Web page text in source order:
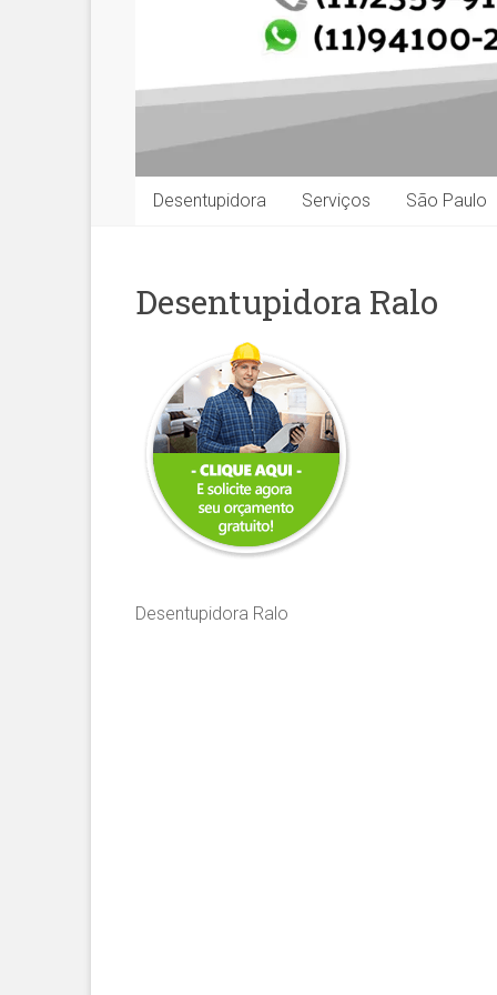
Desentupidora Serviços São Paulo
Desentupidora Ralo
Desentupidora Ralo